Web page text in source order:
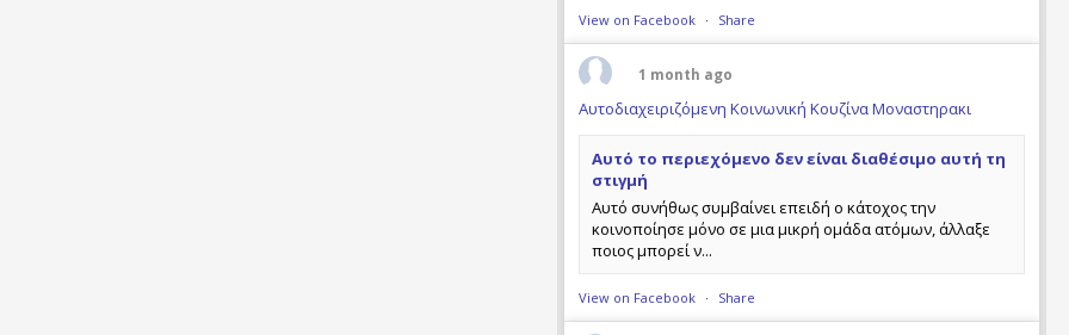
View on Facebook · Share
1 month ago
Αυτοδιαχειριζόμενη Κοινωνική Κουζίνα Μοναστηρακι
Αυτό το περιεχόμενο δεν είναι διαθέσιμο αυτή τη
στιγμή
Αυτό συνήθως συμβαίνει επειδή ο κάτοχος την
κοινοποίησε μόνο σε μια μικρή ομάδα ατόμων, άλλαξε
ποιος μπορεί ν...
View on Facebook · Share